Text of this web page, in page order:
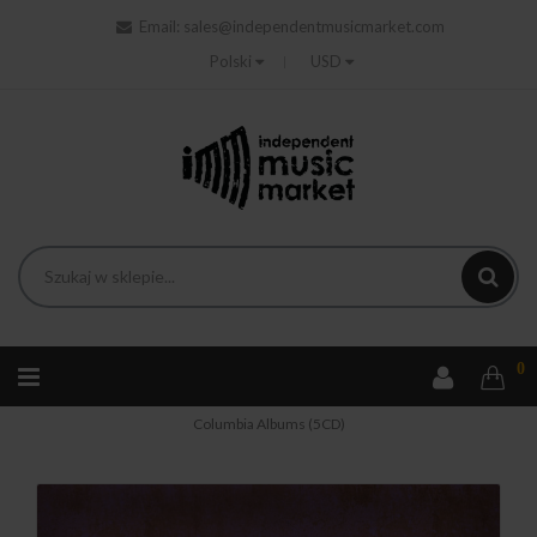
Email:
sales@independentmusicmarket.com
Polski
USD
0
Return To Forever - Complete
Columbia Albums (5CD)